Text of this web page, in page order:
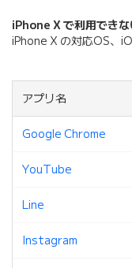
iPhone X で利用できな
iPhone X の対応OS、
アプリ名
Google Chrome
YouTube
Line
Instagram